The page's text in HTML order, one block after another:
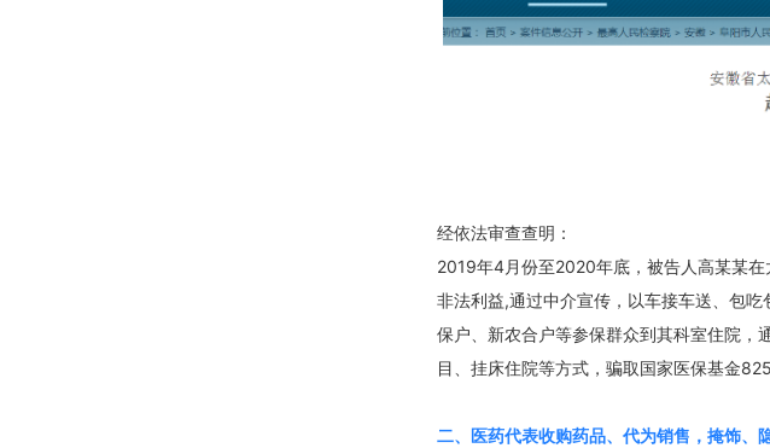
经依法审查查明：
2019年4月份至2020年底，被告人高某某
非法利益,通过中介宣传，以车接车送、包
保户、新农合户等参保群众到其科室住院，
目、挂床住院等方式，骗取国家医保基金
二、医药代表收购药品、代为销售，掩饰、